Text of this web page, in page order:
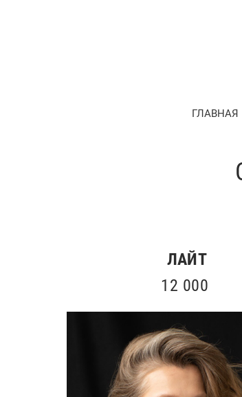
ГЛАВНАЯ
ЛАЙТ
12 000